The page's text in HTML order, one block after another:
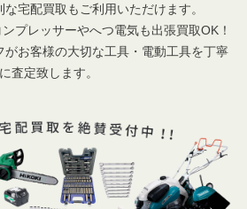
宅配買取もご利用いただけます。
プレッサーやへつ電気も出張買取OK！
お客様の大切な工具・電動工具を丁寧
に査定致します。